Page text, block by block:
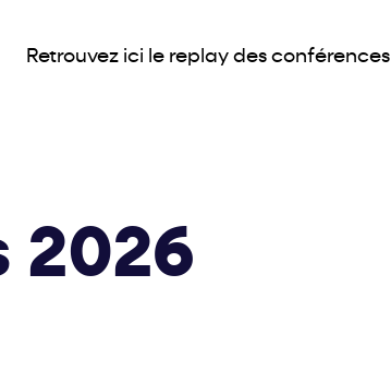
Retrouvez ici le replay des conférences
2026